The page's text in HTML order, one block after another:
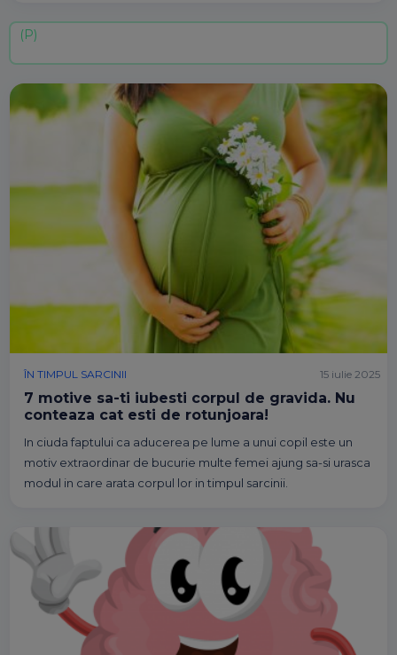
ÎN TIMPUL SARCINII
7 motive sa-ti iubesti corpul de gravida. Nu
conteaza cat esti de rotunjoara!
In ciuda faptului ca aducerea pe lume a unui copil este un
motiv extraordinar de bucurie multe femei ajung sa-si urasca
modul in care arata corpul lor in timpul sarcinii.
15 iulie 2025